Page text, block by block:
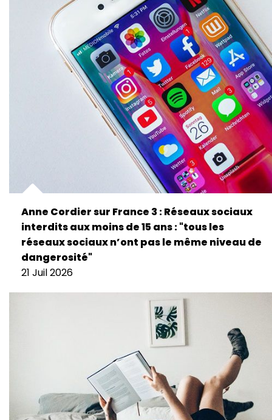
Anne Cordier sur France 3 : Réseaux sociaux
interdits aux moins de 15 ans : "tous les
réseaux sociaux n’ont pas le même niveau de
dangerosité"
21 Juil 2026